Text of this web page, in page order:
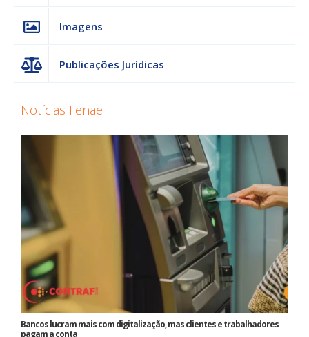
Imagens
Publicações Jurídicas
Notícias Fenae
Bancos lucram mais com digitalização, mas clientes e trabalhadores
pagam a conta